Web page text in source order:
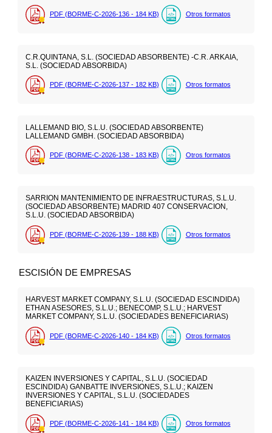
PDF (BORME-C-2026-136 - 184 KB) Otros formatos
C.R.QUINTANA, S.L. (SOCIEDAD ABSORBENTE) -C.R. ARKAIA,
S.L. (SOCIEDAD ABSORBIDA)
PDF (BORME-C-2026-137 - 182 KB) Otros formatos
LALLEMAND BIO, S.L.U. (SOCIEDAD ABSORBENTE)
LALLEMAND GMBH. (SOCIEDAD ABSORBIDA)
PDF (BORME-C-2026-138 - 183 KB) Otros formatos
SARRION MANTENIMIENTO DE INFRAESTRUCTURAS, S.L.U.
(SOCIEDAD ABSORBENTE) MADRID 407 CONSERVACION,
S.L.U. (SOCIEDAD ABSORBIDA)
PDF (BORME-C-2026-139 - 188 KB) Otros formatos
ESCISIÓN DE EMPRESAS
HARVEST MARKET COMPANY, S.L.U. (SOCIEDAD ESCINDIDA)
ETHAN ASESORES, S.L.U.; BENECOMP, S.L.U.; HARVEST
MARKET COMPANY, S.L.U. (SOCIEDADES BENEFICIARIAS)
PDF (BORME-C-2026-140 - 184 KB) Otros formatos
KAIZEN INVERSIONES Y CAPITAL, S.L.U. (SOCIEDAD
ESCINDIDA) GANBATTE INVERSIONES, S.L.U.; KAIZEN
INVERSIONES Y CAPITAL, S.L.U. (SOCIEDADES
BENEFICIARIAS)
PDF (BORME-C-2026-141 - 184 KB) Otros formatos